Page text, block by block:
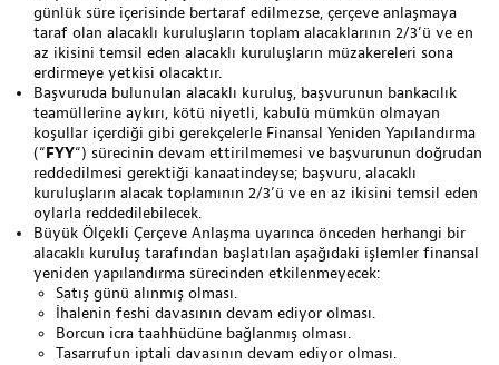
günlük süre içerisinde bertaraf edilmezse, çerçeve anlaşmaya
taraf olan alacaklı kuruluşların toplam alacaklarının 2/3’ü ve en
az ikisini temsil eden alacaklı kuruluşların müzakereleri sona
erdirmeye yetkisi olacaktır.
Başvuruda bulunulan alacaklı kuruluş, başvurunun bankacılık
teamüllerine aykırı, kötü niyetli, kabulü mümkün olmayan
koşullar içerdiği gibi gerekçelerle Finansal Yeniden Yapılandırma
(“FYY“) sürecinin devam ettirilmemesi ve başvurunun doğrudan
reddedilmesi gerektiği kanaatindeyse; başvuru, alacaklı
kuruluşların alacak toplamının 2/3’ü ve en az ikisini temsil eden
oylarla reddedilebilecek.
Büyük Ölçekli Çerçeve Anlaşma uyarınca önceden herhangi bir
alacaklı kuruluş tarafından başlatılan aşağıdaki işlemler finansal
yeniden yapılandırma sürecinden etkilenmeyecek:
Satış günü alınmış olması.
İhalenin feshi davasının devam ediyor olması.
Borcun icra taahhüdüne bağlanmış olması.
Tasarrufun iptali davasının devam ediyor olması.